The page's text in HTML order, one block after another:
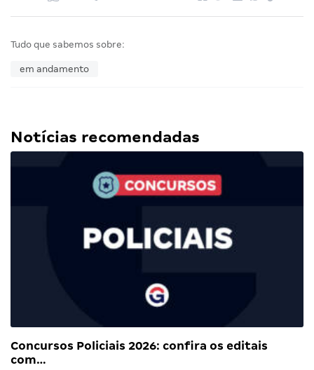
Tudo que sabemos sobre:
em andamento
Notícias recomendadas
Concursos Policiais 2026: confira os editais
com…